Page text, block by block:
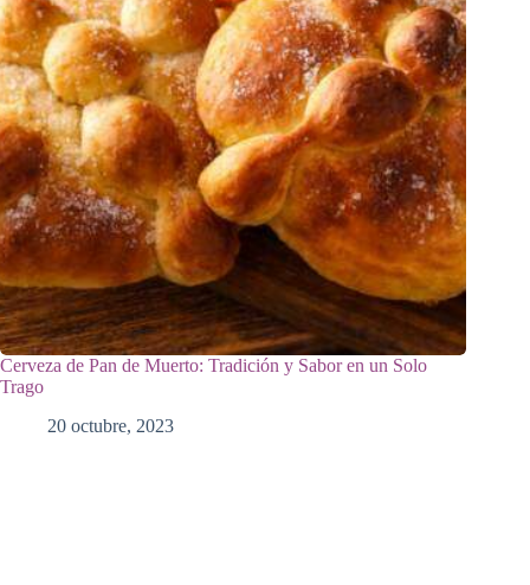
Cerveza de Pan de Muerto: Tradición y Sabor en un Solo
Trago
20 octubre, 2023